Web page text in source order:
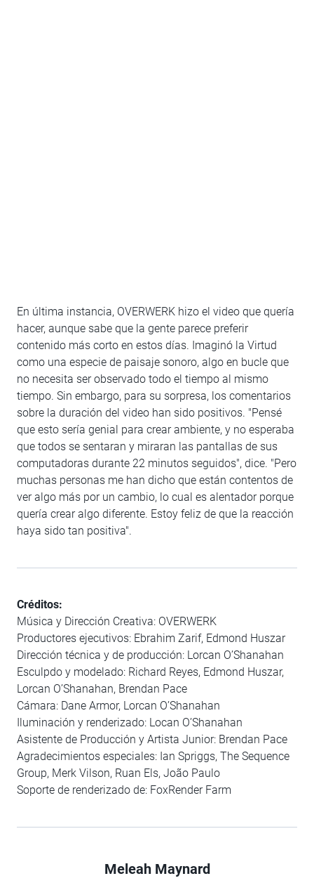
En última instancia, OVERWERK hizo el video que quería
hacer, aunque sabe que la gente parece preferir
contenido más corto en estos días. Imaginó la Virtud
como una especie de paisaje sonoro, algo en bucle que
no necesita ser observado todo el tiempo al mismo
tiempo. Sin embargo, para su sorpresa, los comentarios
sobre la duración del video han sido positivos. "Pensé
que esto sería genial para crear ambiente, y no esperaba
que todos se sentaran y miraran las pantallas de sus
computadoras durante 22 minutos seguidos", dice. "Pero
muchas personas me han dicho que están contentos de
ver algo más por un cambio, lo cual es alentador porque
quería crear algo diferente. Estoy feliz de que la reacción
haya sido tan positiva".
Créditos:
Música y Dirección Creativa: OVERWERK
Productores ejecutivos: Ebrahim Zarif, Edmond Huszar
Dirección técnica y de producción: Lorcan O’Shanahan
Esculpdo y modelado: Richard Reyes, Edmond Huszar,
Lorcan O’Shanahan, Brendan Pace
Cámara: Dane Armor, Lorcan O’Shanahan
Iluminación y renderizado: Locan O’Shanahan
Asistente de Producción y Artista Junior: Brendan Pace
Agradecimientos especiales: Ian Spriggs, The Sequence
Group, Merk Vilson, Ruan Els, João Paulo
Soporte de renderizado de: FoxRender Farm
Meleah Maynard